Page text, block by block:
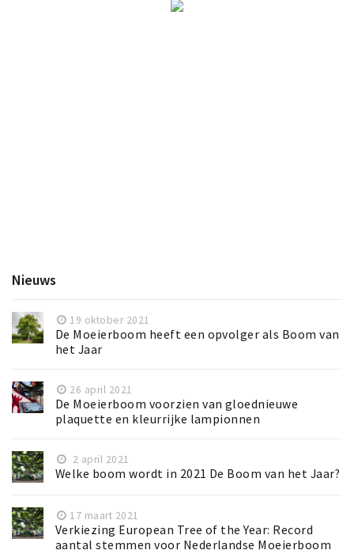
Nieuws
19 oktober 2021
De Moeierboom heeft een opvolger als Boom van
het Jaar
26 april 2021
De Moeierboom voorzien van gloednieuwe
plaquette en kleurrijke lampionnen
2 april 2021
Welke boom wordt in 2021 De Boom van het Jaar?
17 maart 2021
Verkiezing European Tree of the Year: Record
aantal stemmen voor Nederlandse Moeierboom